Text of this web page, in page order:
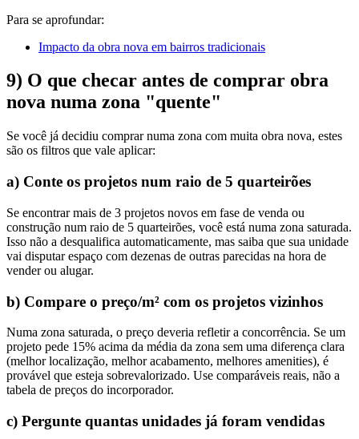
Para se aprofundar:
Impacto da obra nova em bairros tradicionais
9) O que checar antes de comprar obra
nova numa zona "quente"
Se você já decidiu comprar numa zona com muita obra nova, estes
são os filtros que vale aplicar:
a) Conte os projetos num raio de 5 quarteirões
Se encontrar mais de 3 projetos novos em fase de venda ou
construção num raio de 5 quarteirões, você está numa zona saturada.
Isso não a desqualifica automaticamente, mas saiba que sua unidade
vai disputar espaço com dezenas de outras parecidas na hora de
vender ou alugar.
b) Compare o preço/m² com os projetos vizinhos
Numa zona saturada, o preço deveria refletir a concorrência. Se um
projeto pede 15% acima da média da zona sem uma diferença clara
(melhor localização, melhor acabamento, melhores amenities), é
provável que esteja sobrevalorizado. Use comparáveis reais, não a
tabela de preços do incorporador.
c) Pergunte quantas unidades já foram vendidas